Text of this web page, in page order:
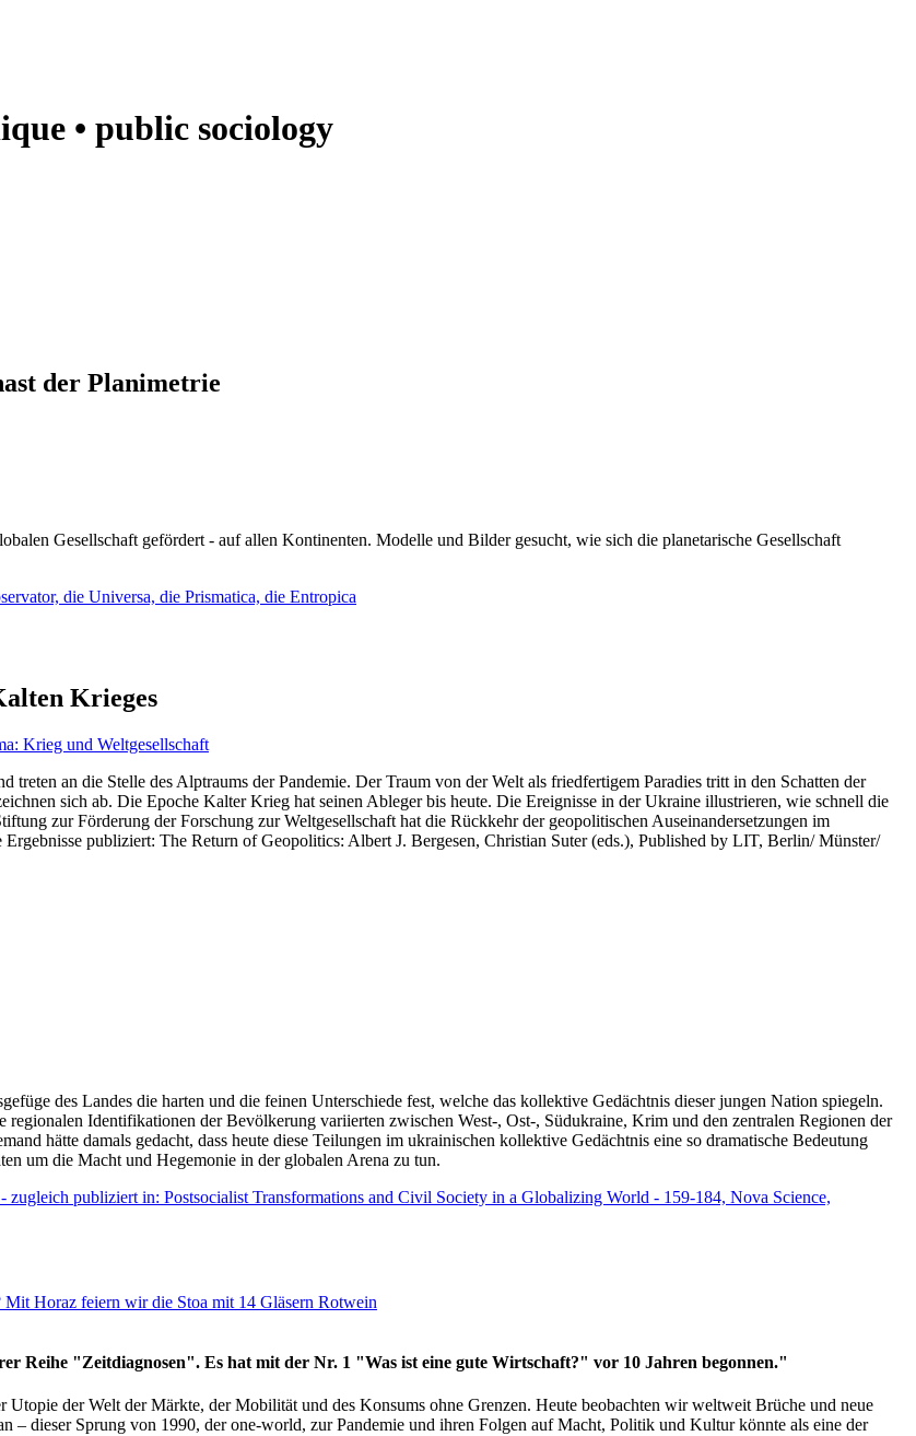
• public sociology
der Planimetrie
Gesellschaft gefördert - auf allen Kontinenten. Modelle und Bilder gesucht, wie sich die planetarische Gesellschaft
die Universa, die Prismatica, die Entropica
Krieges
Krieg und Weltgesellschaft
treten an die Stelle des Alptraums der Pandemie. Der Traum von der Welt als friedfertigem Paradies tritt in den Schatten der
sich ab. Die Epoche Kalter Krieg hat seinen Ableger bis heute. Die Ereignisse in der Ukraine illustrieren, wie schnell die
zur Förderung der Forschung zur Weltgesellschaft hat die Rückkehr der geopolitischen Auseinandersetzungen im
publiziert: The Return of Geopolitics: Albert J. Bergesen, Christian Suter (eds.), Published by LIT, Berlin/ Münster/
des Landes die harten und die feinen Unterschiede fest, welche das kollektive Gedächtnis dieser jungen Nation spiegeln.
Identifikationen der Bevölkerung variierten zwischen West-, Ost-, Südukraine, Krim und den zentralen Regionen der
hätte damals gedacht, dass heute diese Teilungen im ukrainischen kollektive Gedächtnis eine so dramatische Bedeutung
um die Macht und Hegemonie in der globalen Arena zu tun.
publiziert in: Postsocialist Transformations and Civil Society in a Globalizing World - 159-184, Nova Science,
Horaz feiern wir die Stoa mit 14 Gläsern Rotwein
Reihe "Zeitdiagnosen". Es hat mit der Nr. 1 "Was ist eine gute Wirtschaft?" vor 10 Jahren begonnen."
Utopie der Welt der Märkte, der Mobilität und des Konsums ohne Grenzen. Heute beobachten wir weltweit Brüche und neue
– dieser Sprung von 1990, der one-world, zur Pandemie und ihren Folgen auf Macht, Politik und Kultur könnte als eine der